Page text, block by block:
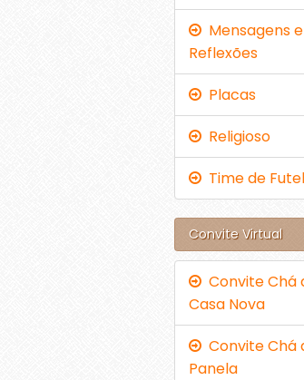
Mensagens e
Reflexões
Placas
Religioso
Time de
Convite Virtual
Convite Chá
Casa Nova
Convite Chá
Panela